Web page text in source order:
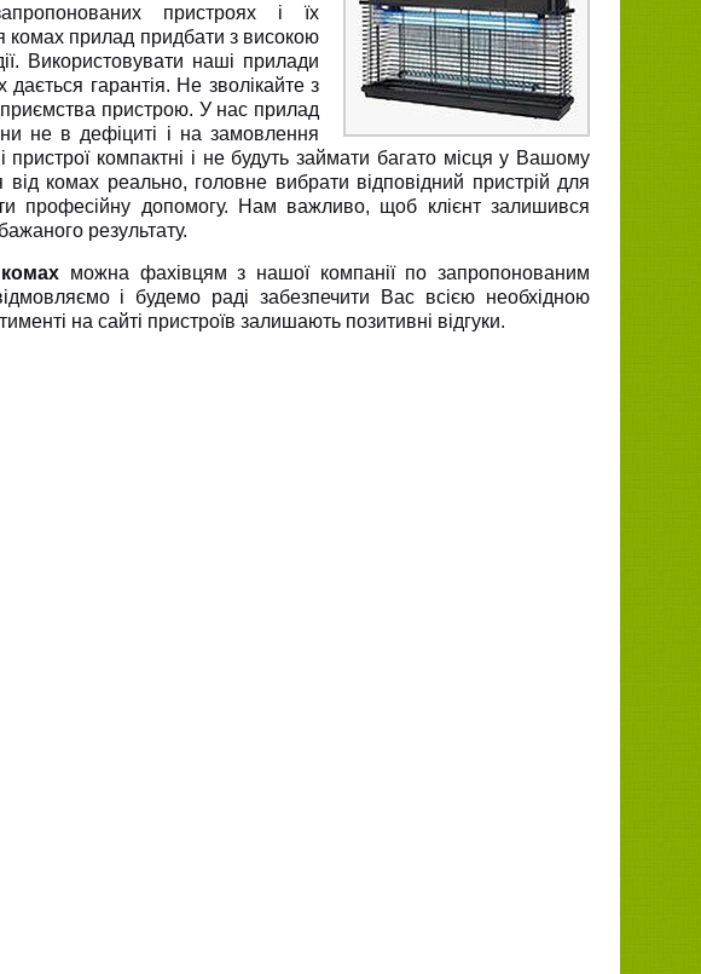
пристроях і їх
комах прилад придбати з високою
Використовувати наші прилади
гарантія. Не зволікайте з
пристрою. У нас прилад
не в дефіциті і на замовлення
компактні і не будуть займати багато місця у Вашому
комах реально, головне вибрати відповідний пристрій для
професійну допомогу. Нам важливо, щоб клієнт залишився
результату.
можна фахівцям з нашої компанії по запропонованим
і будемо раді забезпечити Вас всією необхідною
на сайті пристроїв залишають позитивні відгуки.